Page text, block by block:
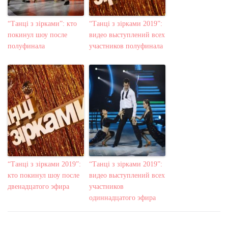
“Танці з зірками”: кто
покинул шоу после
полуфинала
“Танці з зірками 2019”:
видео выступлений всех
участников полуфинала
“Танці з зірками 2019”:
кто покинул шоу после
двенадцатого эфира
“Танці з зірками 2019”:
видео выступлений всех
участников
одиннадцатого эфира